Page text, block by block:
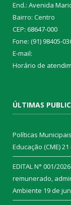
End.: Avenida
Bairro: Centro
CEP: 68647-000
Fone: (91) 98405-
E-mail:
Horário de
ÚLTIMAS
Políticas
Educação (CME)21
EDITAL N° 001/
remunerado,
Ambiente 19 de